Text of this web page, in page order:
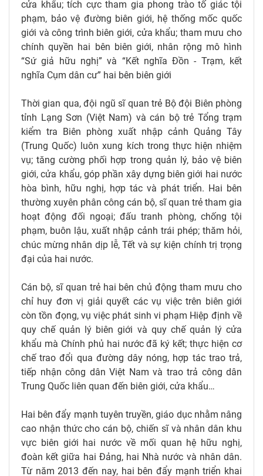
cửa khẩu; tích cực tham gia phong trào tố giác tội
phạm, bảo vệ đường biên giới, hệ thống mốc quốc
giới và công trình biên giới, cửa khẩu; tham mưu cho
chính quyền hai bên biên giới, nhân rộng mô hình
“Sứ giả hữu nghị” và “Kết nghĩa Đồn - Trạm, kết
nghĩa Cụm dân cư” hai bên biên giới
Thời gian qua, đội ngũ sĩ quan trẻ Bộ đội Biên phòng
tỉnh Lạng Sơn (Việt Nam) và cán bộ trẻ Tổng trạm
kiểm tra Biên phòng xuất nhập cảnh Quảng Tây
(Trung Quốc) luôn xung kích trong thực hiện nhiệm
vụ; tăng cường phối hợp trong quản lý, bảo vệ biên
giới, cửa khẩu, góp phần xây dựng biên giới hai nước
hòa bình, hữu nghị, hợp tác và phát triển. Hai bên
thường xuyên phân công cán bộ, sĩ quan trẻ tham gia
hoạt động đối ngoại; đấu tranh phòng, chống tội
phạm, buôn lậu, xuất nhập cảnh trái phép; thăm hỏi,
chúc mừng nhân dịp lễ, Tết và sự kiện chính trị trọng
đại của hai nước.
Cán bộ, sĩ quan trẻ hai bên chủ động tham mưu cho
chỉ huy đơn vị giải quyết các vụ việc trên biên giới
còn tồn đọng, vụ việc phát sinh vi phạm Hiệp định về
quy chế quản lý biên giới và quy chế quản lý cửa
khẩu mà Chính phủ hai nước đã ký kết; thực hiện cơ
chế trao đổi qua đường dây nóng, hợp tác trao trả,
tiếp nhận công dân Việt Nam và trao trả công dân
Trung Quốc liên quan đến biên giới, cửa khẩu…
Hai bên đẩy mạnh tuyên truyền, giáo dục nhằm nâng
cao nhận thức cho cán bộ, chiến sĩ và nhân dân khu
vực biên giới hai nước về mối quan hệ hữu nghị,
đoàn kết giữa hai Đảng, hai Nhà nước và nhân dân.
Từ năm 2013 đến nay, hai bên đẩy mạnh triển khai